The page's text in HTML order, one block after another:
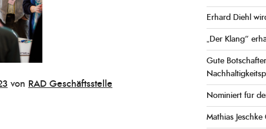
von RAD Geschäftsstelle
Erhard Diehl
„Der Klang“
Gute
Nominiert für
Mathias